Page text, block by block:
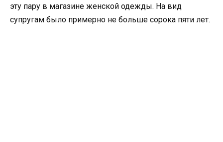
эту пару в магазине женской одежды. На вид
супругам было примерно не больше сорока пяти лет.